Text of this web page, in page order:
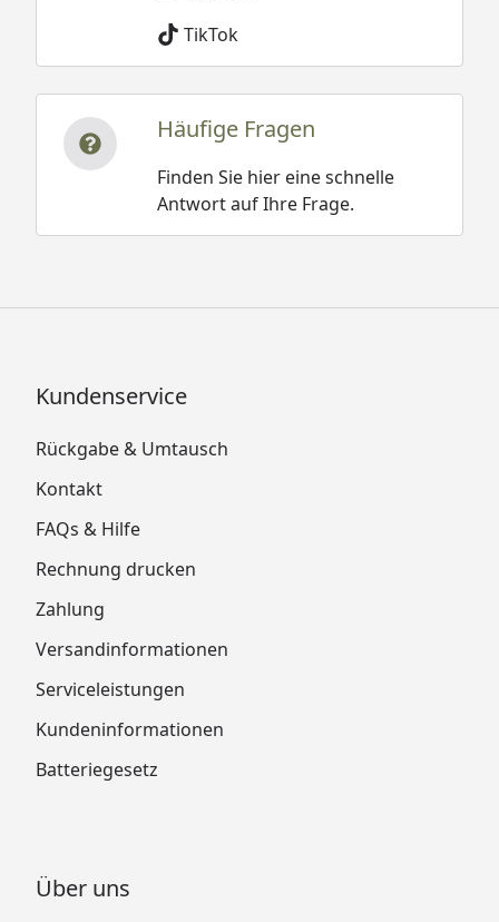
TikTok
Häufige Fragen
Finden Sie hier eine schnelle
Antwort auf Ihre Frage.
Kundenservice
Rückgabe & Umtausch
Kontakt
FAQs & Hilfe
Rechnung drucken
Zahlung
Versandinformationen
Serviceleistungen
Kundeninformationen
Batteriegesetz
Über uns